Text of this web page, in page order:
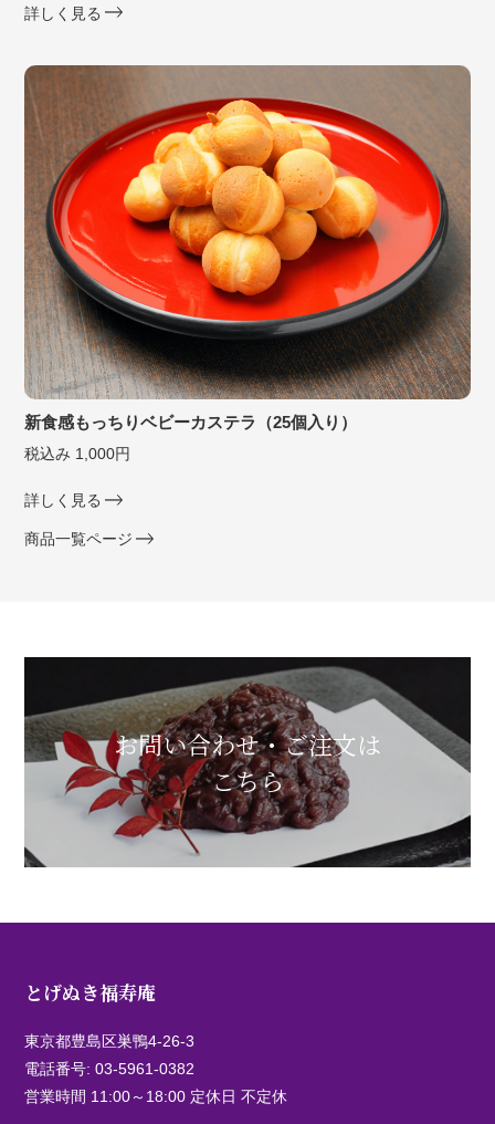
詳しく見る
新食感もっちりベビーカステラ（25個入り）
税込み 1,000円
詳しく見る
商品一覧ページ
お問い合わせ・ご注文は
こちら
とげぬき福寿庵
東京都豊島区巣鴨4-26-3
電話番号:03-5961-0382
営業時間 11:00～18:00 定休日 不定休